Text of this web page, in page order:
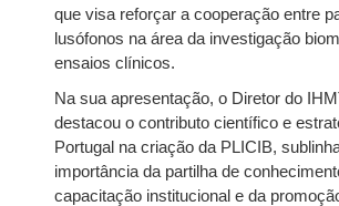
que visa reforçar a cooperação entre
lusófonos na área da investigação
ensaios clínicos.
Na sua apresentação, o Diretor do
destacou o contributo científico e
Portugal na criação da PLICIB,
importância da partilha de
capacitação institucional e da